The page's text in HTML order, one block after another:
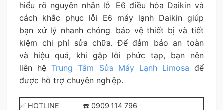
hiểu rõ nguyên nhân lỗi E6 điều hòa Daikin và
cách khắc phục lỗi E6 máy lạnh Daikin giúp
bạn xử lý nhanh chóng, bảo vệ thiết bị và tiết
kiệm chi phí sửa chữa. Để đảm bảo an toàn
và hiệu quả, khi gặp lỗi phức tạp, bạn nên
liên hệTrung Tâm Sửa Máy Lạnh Limosa để
được hỗ trợ chuyên nghiệp.
✅ HOTLINE
☎️ 0909 114 796